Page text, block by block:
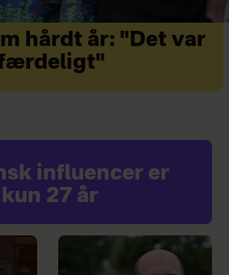
hårdt år: "Det var
influencer er
27 år